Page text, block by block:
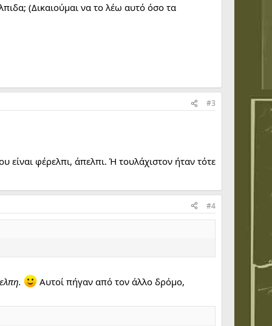
(Δικαιούμαι να το λέω αυτό όσο τα
#3
είναι φέρελπι, άπελπι. Ή τουλάχιστον ήταν τότε
#4
Αυτοί πήγαν από τον άλλο δρόμο,